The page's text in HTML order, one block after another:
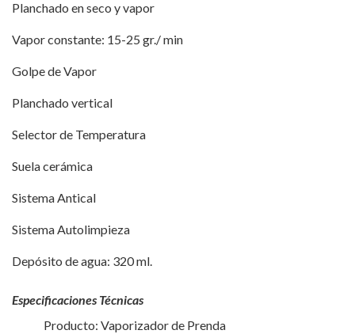
Planchado en seco y vapor
Vapor constante: 15-25 gr./ min
Golpe de Vapor
Planchado vertical
Selector de Temperatura
Suela cerámica
Sistema Antical
Sistema Autolimpieza
Depósito de agua: 320 ml.
Especificaciones Técnicas
Producto: Vaporizador de Prenda